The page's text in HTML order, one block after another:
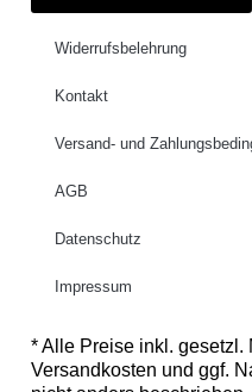
Widerrufsbelehrung
Kontakt
Versand- und
AGB
Datenschutz
Impressum
* Alle Preise inkl. gesetzl.
Versandkosten und ggf.